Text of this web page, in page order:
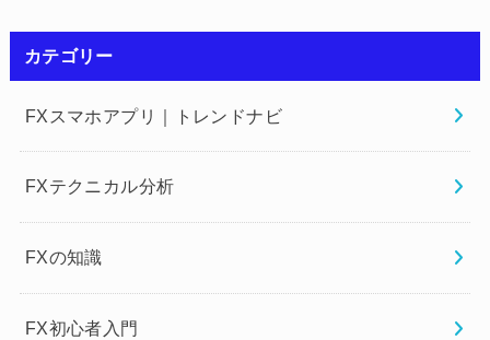
カテゴリー
FXスマホアプリ｜トレンドナビ
FXテクニカル分析
FXの知識
FX初心者入門